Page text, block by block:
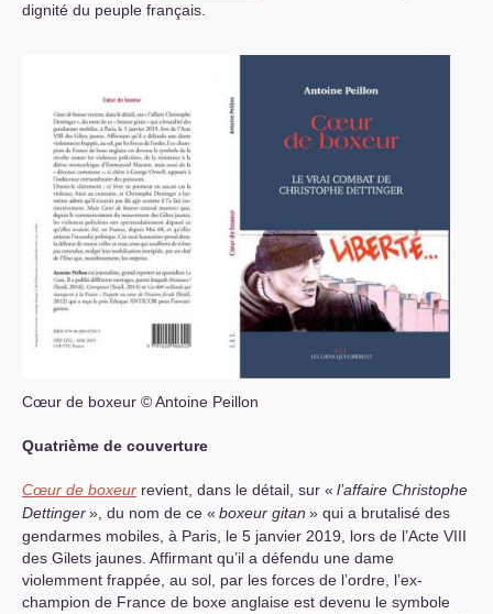
dignité du peuple français.
Cœur de boxeur © Antoine Peillon
Quatrième de couverture
Cœur de boxeur revient, dans le détail, sur « l’affaire Christophe
Dettinger», du nom de ce « boxeur gitan » qui a brutalisé des
gendarmes mobiles, à Paris, le 5 janvier 2019, lors de l’Acte VIII
des Gilets jaunes. Affirmant qu’il a défendu une dame
violemment frappée, au sol, par les forces de l’ordre, l’ex-
champion de France de boxe anglaise est devenu le symbole